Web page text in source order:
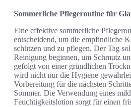
Sommerliche Pflegeroutine für
Eine effektive sommerliche
entscheidend, um die empfindliche
schützen und zu pflegen. Der Tag
Reinigung beginnen, um Schmutz
gefolgt von einer gründlichen
wird nicht nur die Hygiene
Vorbereitung für die nächsten
Sommer. Die Verwendung eines
Feuchtigkeitslotion sorgt für einen